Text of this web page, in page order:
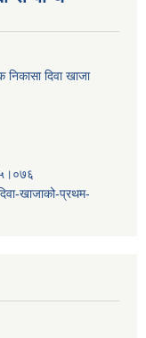
दिवा खाजा
खाजाको-प्रथम-